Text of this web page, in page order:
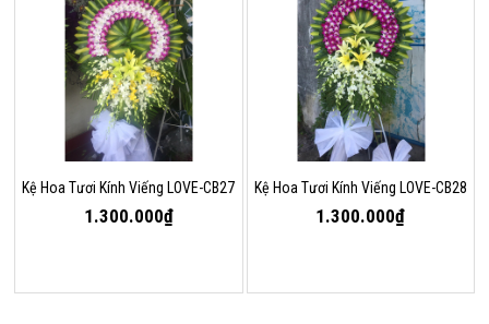
Kệ Hoa Tươi Kính Viếng LOVE-CB27
1.300.000₫
Kệ Hoa Tươi Kính Viếng LOVE-CB28
1.300.000₫